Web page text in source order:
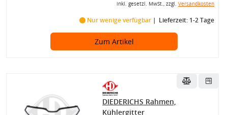
inkl. gesetzl. MwSt., zzgl. Versandkosten
Nur wenige verfügbar Lieferzeit: 1-2 Tage
Zum Artikel
DIEDERICHS Rahmen,
Kühlergitter